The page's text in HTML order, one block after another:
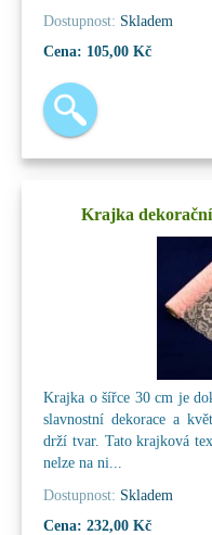
Dostupnost: Skladem
Cena: 105,00 Kč
Krajka dekorační
Krajka o šířce 30 cm je
slavnostní dekorace a
drží tvar. Tato krajková
nelze na ni...
Dostupnost: Skladem
Cena: 232,00 Kč